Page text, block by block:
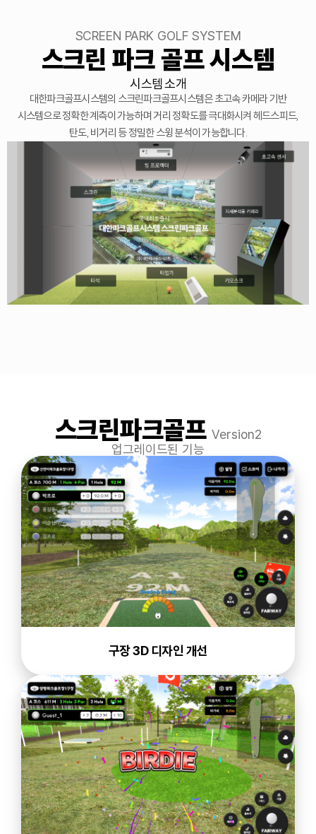
SCREEN PARK GOLF SYSTEM
스크린 파크 골프 시스템
시스템 소개
대한파크골프시스템의 스크린파크골프시스템은 초고속 카메라 기반
시스템으로 정확한 계측이 가능하며 거리 정확도를 극대화시켜 헤드스피드,
탄도, 비거리 등 정밀한 스윙 분석이 가능합니다.
스크린파크골프Version2
업그레이드된 기능
구장 3D 디자인 개선